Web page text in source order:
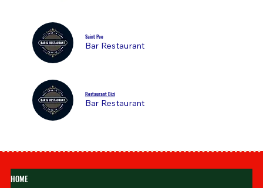
Saint Pee
Bar Restaurant
Restaurant Bizi
Bar Restaurant
HOME